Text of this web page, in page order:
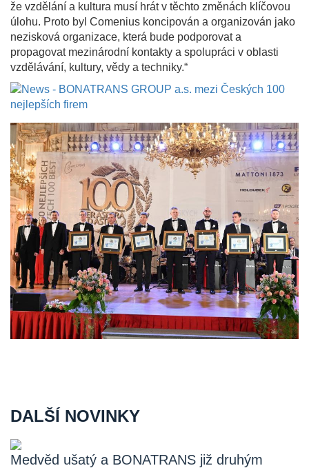
že vzdělání a kultura musí hrát v těchto změnách klíčovou
úlohu. Proto byl Comenius koncipován a organizován jako
nezisková organizace, která bude podporovat a
propagovat mezinárodní kontakty a spolupráci v oblasti
vzdělávání, kultury, vědy a techniky.“
DALŠÍ NOVINKY
Medvěd ušatý a BONATRANS již druhým